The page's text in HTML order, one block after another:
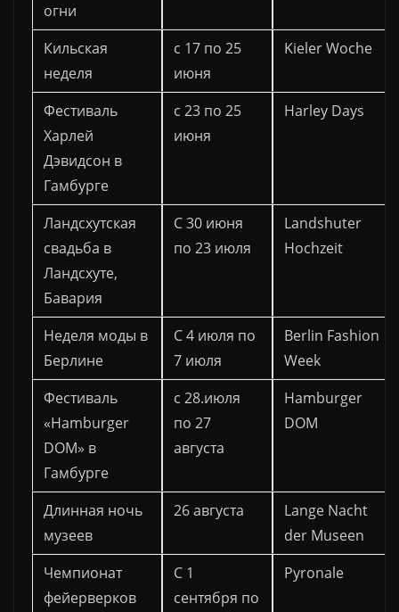
огни
Кильская
неделя
с 17 по 25
июня
Kieler Woche
Фестиваль
Харлей
Дэвидсон в
Гамбурге
с 23 по 25
июня
Harley Days
Ландсхутская
свадьба в
Ландсхуте,
Бавария
С 30 июня
по 23 июля
Landshuter
Hochzeit
Неделя моды в
Берлине
С 4 июля по
7 июля
Berlin Fashion
Week
Фестиваль
«Hamburger
DOM» в
Гамбурге
с 28.июля
по 27
августа
Hamburger
DOM
Длинная ночь
музеев
26 августа
Lange Nacht
der Museen
Чемпионат
фейерверков
С 1
сентября по
Pyronale